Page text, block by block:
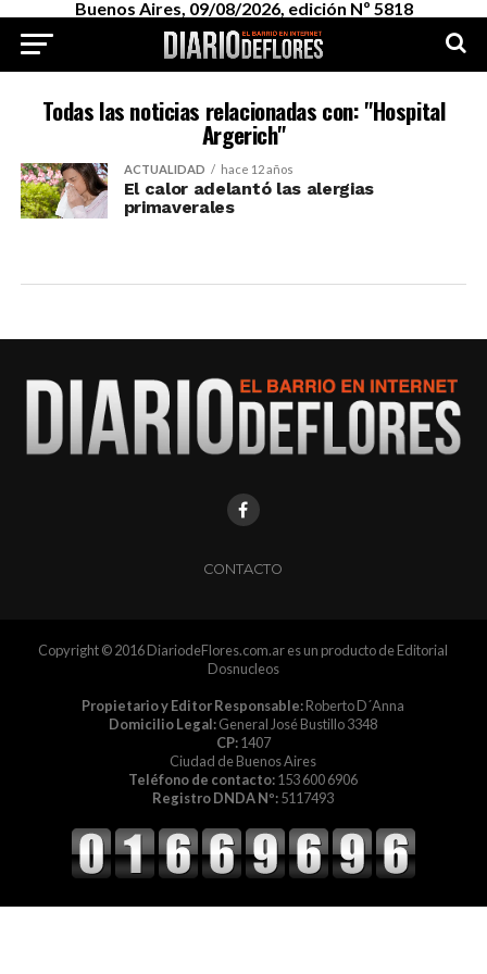
Buenos Aires, 09/08/2026, edición Nº 5818
Todas las noticias relacionadas con: "Hospital
Argerich"
ACTUALIDAD hace 12 años
El calor adelantó las alergias
primaverales
CONTACTO
Copyright © 2016 DiariodeFlores.com.ar es un producto de Editorial
Dosnucleos
Propietario y Editor Responsable:Roberto D´Anna
Domicilio Legal:General José Bustillo 3348
CP:1407
Ciudad de Buenos Aires
Teléfono de contacto:153 600 6906
Registro DNDA Nº:5117493